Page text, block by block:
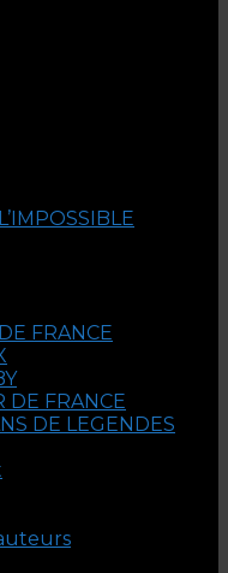
FRANCE
DE FRANCE
DE LEGENDES